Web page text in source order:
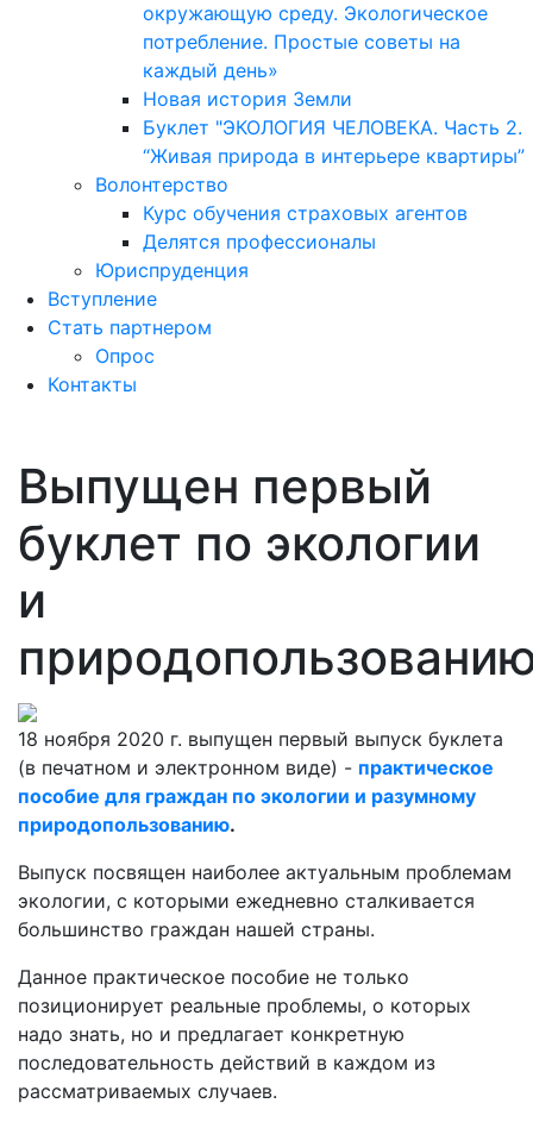
окружающую среду. Экологическое
потребление. Простые советы на
каждый день»
Новая история Земли
Буклет "ЭКОЛОГИЯ ЧЕЛОВЕКА. Часть 2.
“Живая природа в интерьере квартиры”
Волонтерство
Курс обучения страховых агентов
Делятся профессионалы
Юриспруденция
Вступление
Стать партнером
Опрос
Контакты
Выпущен первый
буклет по экологии
и
18 ноября 2020 г. выпущен первый выпуск буклета
(в печатном и электронном виде) - практическое
пособие для граждан по экологии и разумному
природопользованию.
Выпуск посвящен наиболее актуальным проблемам
экологии, с которыми ежедневно сталкивается
большинство граждан нашей страны.
Данное практическое пособие не только
позиционирует реальные проблемы, о которых
надо знать, но и предлагает конкретную
последовательность действий в каждом из
рассматриваемых случаев.